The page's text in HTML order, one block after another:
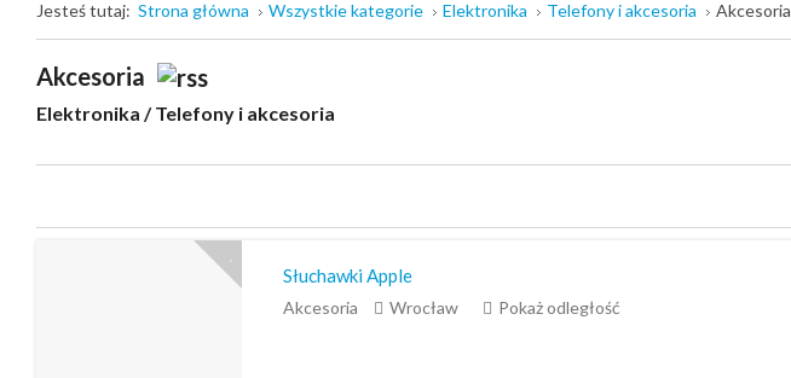
Jesteś tutaj: Strona główna Wszystkie kategorie Elektronika Telefony i akcesoria Akcesoria
Akcesoria
Elektronika /Telefony i akcesoria
Słuchawki Apple
Akcesoria Wrocław Pokaż odległość